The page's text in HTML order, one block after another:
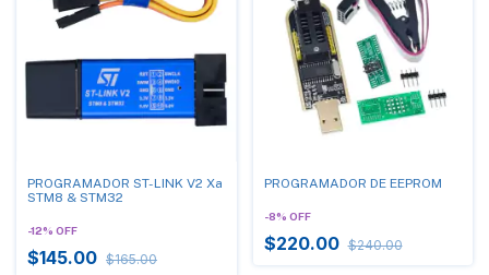
PROGRAMADOR ST-LINK V2 Xa
STM8 & STM32
-12% OFF
$145.00 $165.00
PROGRAMADOR DE EEPROM
-8% OFF
$220.00 $240.00